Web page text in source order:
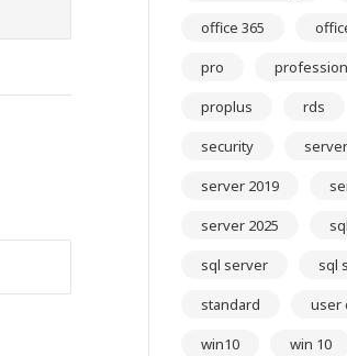
office 365
pro
proplus
rds
security
server
server 2019
server 2025
sql
sql server
sql
standard
user
win10
win 10